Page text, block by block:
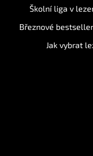
Školní liga v
Březnové
Jak vybrat